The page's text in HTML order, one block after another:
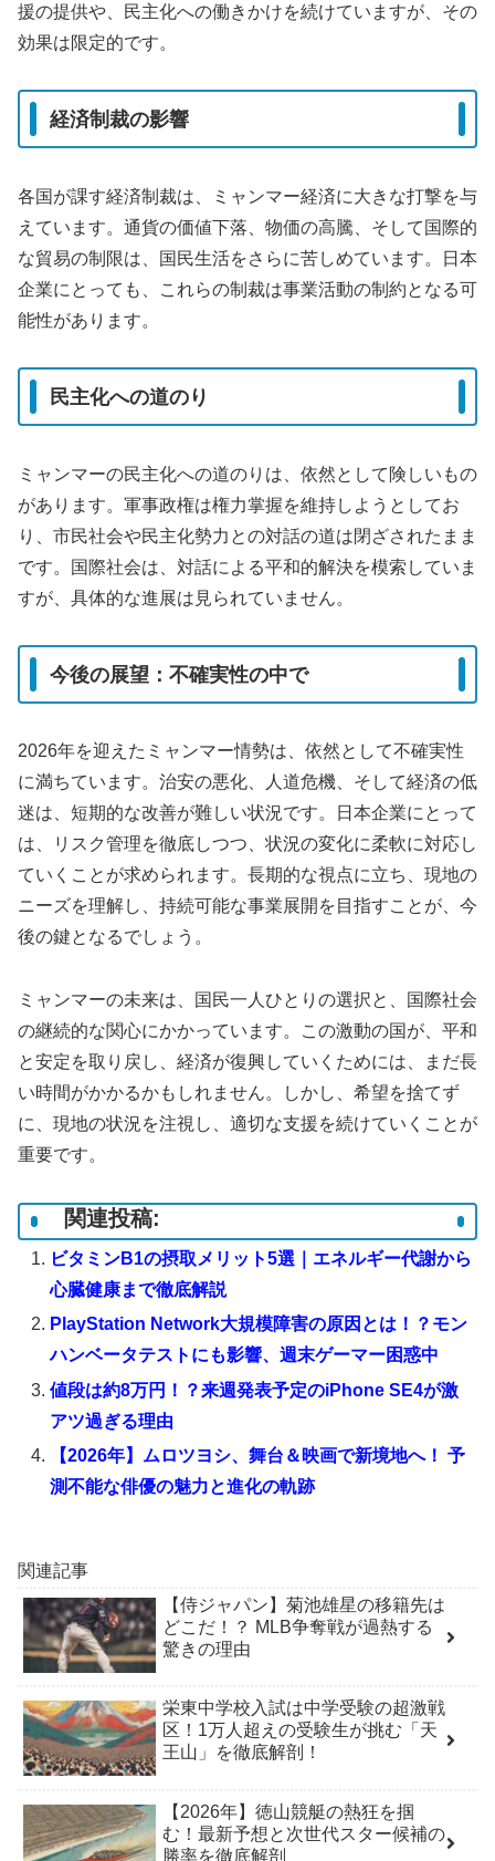
援の提供や、民主化への働きかけを続けていますが、その
効果は限定的です。
経済制裁の影響
各国が課す経済制裁は、ミャンマー経済に大きな打撃を与
えています。通貨の価値下落、物価の高騰、そして国際的
な貿易の制限は、国民生活をさらに苦しめています。日本
企業にとっても、これらの制裁は事業活動の制約となる可
能性があります。
民主化への道のり
ミャンマーの民主化への道のりは、依然として険しいもの
があります。軍事政権は権力掌握を維持しようとしてお
り、市民社会や民主化勢力との対話の道は閉ざされたまま
です。国際社会は、対話による平和的解決を模索していま
すが、具体的な進展は見られていません。
今後の展望：不確実性の中で
2026年を迎えたミャンマー情勢は、依然として不確実性
に満ちています。治安の悪化、人道危機、そして経済の低
迷は、短期的な改善が難しい状況です。日本企業にとって
は、リスク管理を徹底しつつ、状況の変化に柔軟に対応し
ていくことが求められます。長期的な視点に立ち、現地の
ニーズを理解し、持続可能な事業展開を目指すことが、今
後の鍵となるでしょう。
ミャンマーの未来は、国民一人ひとりの選択と、国際社会
の継続的な関心にかかっています。この激動の国が、平和
と安定を取り戻し、経済が復興していくためには、まだ長
い時間がかかるかもしれません。しかし、希望を捨てず
に、現地の状況を注視し、適切な支援を続けていくことが
重要です。
関連投稿:
ビタミンB1の摂取メリット5選｜エネルギー代謝から
心臓健康まで徹底解説
PlayStation Network大規模障害の原因とは！？モン
ハンベータテストにも影響、週末ゲーマー困惑中
値段は約8万円！？来週発表予定のiPhone SE4が激
アツ過ぎる理由
【2026年】ムロツヨシ、舞台＆映画で新境地へ！ 予
測不能な俳優の魅力と進化の軌跡
関連記事
【侍ジャパン】菊池雄星の移籍先は
どこだ！？ MLB争奪戦が過熱する
驚きの理由
栄東中学校入試は中学受験の超激戦
区！1万人超えの受験生が挑む「天
王山」を徹底解剖！
【2026年】徳山競艇の熱狂を掴
む！最新予想と次世代スター候補の
勝率を徹底解剖